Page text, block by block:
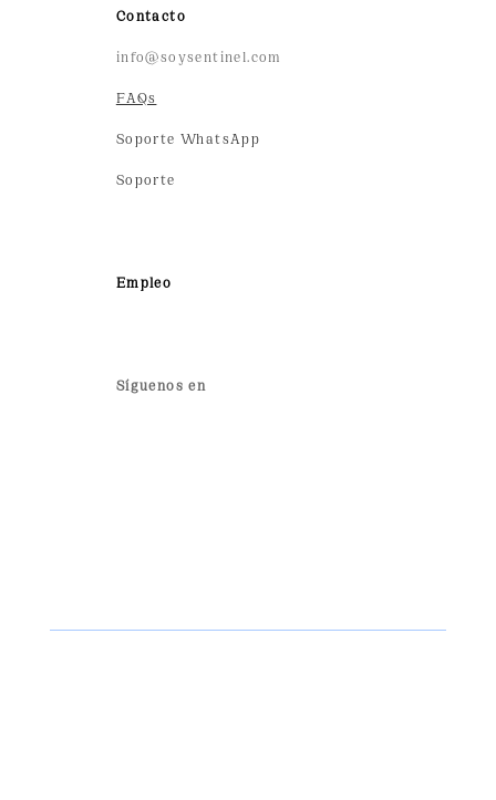
Contacto
info@soysentinel.com
FAQs
Soporte WhatsApp
Soporte
Empleo
Síguenos en